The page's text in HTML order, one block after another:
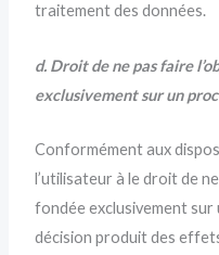
traitement des données.
d. Droit de ne pas faire
exclusivement sur un
Conformément aux
l’utilisateur à le droit de
fondée exclusivement
décision produit des